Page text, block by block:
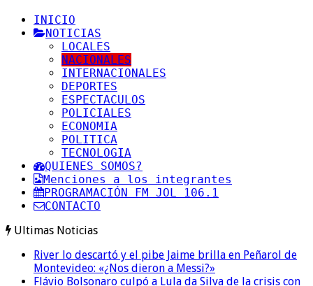
INICIO
NOTICIAS
LOCALES
NACIONALES
INTERNACIONALES
DEPORTES
ESPECTACULOS
POLICIALES
ECONOMIA
POLITICA
TECNOLOGIA
QUIENES SOMOS?
Menciones a los integrantes
PROGRAMACIÓN FM JOL 106.1
CONTACTO
Ultimas Noticias
River lo descartó y el pibe Jaime brilla en Peñarol de
Montevideo: «¿Nos dieron a Messi?»
Flávio Bolsonaro culpó a Lula da Silva de la crisis con